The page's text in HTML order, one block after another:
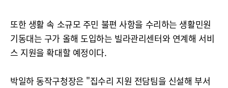
또한 생활 속 소규모 주민 불편 사항을 수리하는 생활민원
기동대는 구가 올해 도입하는 빌라관리센터와 연계해 서비
스 지원을 확대할 예정이다.
박일하 동작구청장은 "집수리 지원 전담팀을 신설해 부서